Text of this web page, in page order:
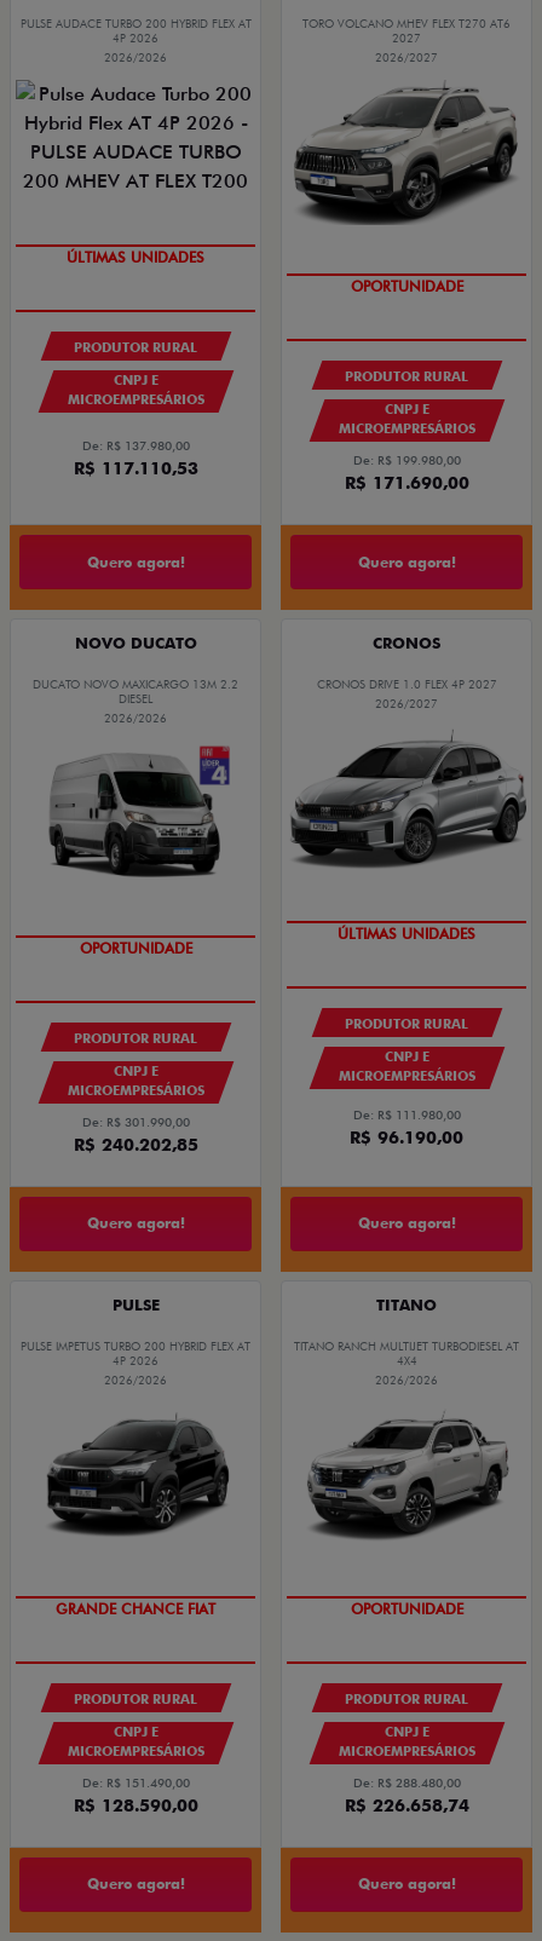
PULSE AUDACE TURBO 200 HYBRID FLEX AT
4P 2026
2026/2026
GRANDE CHANCE FIAT
PRODUTOR RURAL
CNPJ E
MICROEMPRESÁRIOS
De: R$ 137.980,00
R$ 117.110,53
Quero agora!
TORO VOLCANO MHEV FLEX T270 AT6
2027
2026/2027
GRANDE CHANCE FIAT
PRODUTOR RURAL
CNPJ E
MICROEMPRESÁRIOS
De: R$ 199.980,00
R$ 171.690,00
Quero agora!
NOVO DUCATO
DUCATO NOVO MAXICARGO 13M 2.2
DIESEL
2026/2026
GRANDE CHANCE FIAT
PRODUTOR RURAL
CNPJ E
MICROEMPRESÁRIOS
De: R$ 301.990,00
R$ 240.202,85
Quero agora!
CRONOS
CRONOS DRIVE 1.0 FLEX 4P 2027
2026/2027
GRANDE CHANCE FIAT
PRODUTOR RURAL
CNPJ E
MICROEMPRESÁRIOS
De: R$ 111.980,00
R$ 96.190,00
Quero agora!
PULSE
PULSE IMPETUS TURBO 200 HYBRID FLEX AT
4P 2026
2026/2026
OPORTUNIDADE
PRODUTOR RURAL
CNPJ E
MICROEMPRESÁRIOS
De: R$ 151.490,00
R$ 128.590,00
Quero agora!
TITANO
TITANO RANCH MULTIJET TURBODIESEL AT
4X4
2026/2026
GRANDE CHANCE FIAT
PRODUTOR RURAL
CNPJ E
MICROEMPRESÁRIOS
De: R$ 288.480,00
R$ 226.658,74
Quero agora!